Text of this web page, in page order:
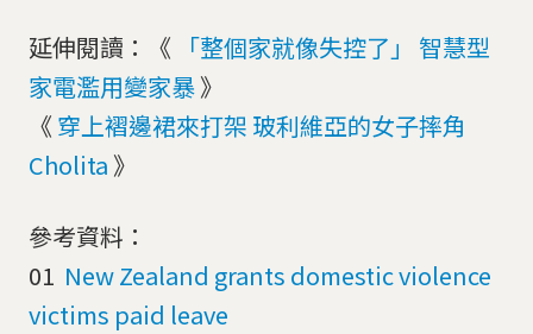
延伸閱讀：《
「整個家就像失控了」 智慧型
家電濫用變家暴》
《 穿上褶邊裙來打架 玻利維亞的女子摔角
Cholita 》
參考資料：
01 New Zealand grants domestic violence
victims paid leave